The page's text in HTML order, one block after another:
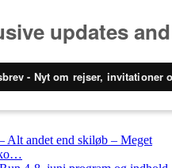
Alt andet end skiløb – Meget